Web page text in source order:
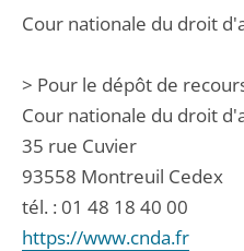
Cour nationale du droit
> Pour le dépôt de
Cour nationale du droit
35 rue Cuvier
93558 Montreuil Cedex
tél. : 01 48 18 40 00
https://www.cnda.fr